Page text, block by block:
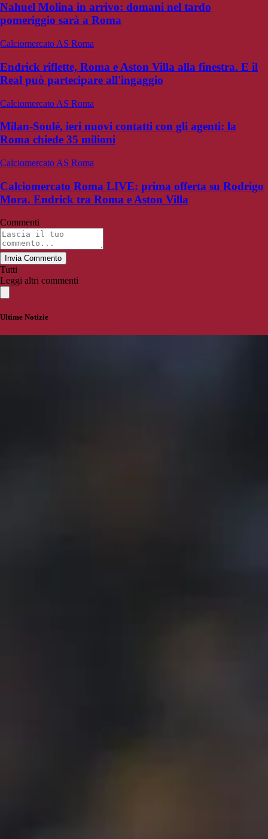
Nahuel Molina in arrivo: domani nel tardo
pomeriggio sarà a Roma
Calciomercato AS Roma
Endrick riflette, Roma e Aston Villa alla finestra. E il
Real può partecipare all'ingaggio
Calciomercato AS Roma
Milan-Soulé, ieri nuovi contatti con gli agenti: la
Roma chiede 35 milioni
Calciomercato AS Roma
Calciomercato Roma LIVE: prima offerta su Rodrigo
Mora. Endrick tra Roma e Aston Villa
Commenti
Invia Commento
Tutti
Leggi altri commenti
Ultime Notizie